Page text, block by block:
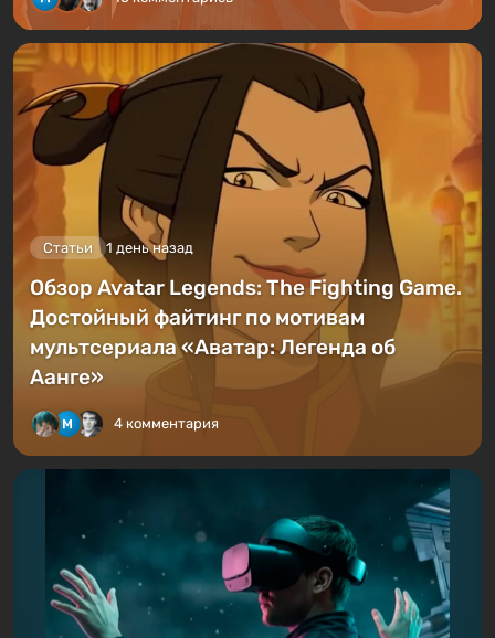
Статьи 1 день назад
Обзор Avatar Legends: The Fighting Game.
Достойный файтинг по мотивам
мультсериала «Аватар: Легенда об
Аанге»
4 комментария